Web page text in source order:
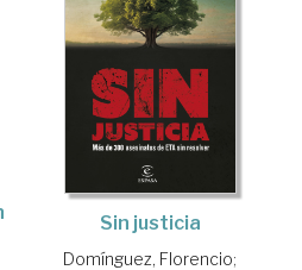
Sin justicia
Domínguez, Florencio;